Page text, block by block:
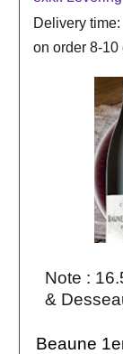
Delivery time:
on order 8-10
Note :
&
Beaune